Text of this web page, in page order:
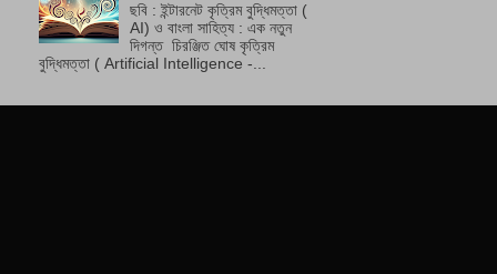
ছবি : ইন্টারনেট কৃত্রিম বুদ্ধিমত্তা (
AI) ও বাংলা সাহিত্য : এক নতুন
দিগন্ত চিরঞ্জিত ঘোষ কৃত্রিম
বুদ্ধিমত্তা ( Artificial Intelligence -...